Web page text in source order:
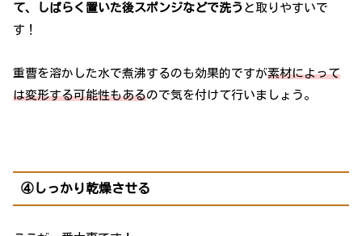
て、しばらく置いた後スポンジなどで洗う と取りやすいで
す！
重曹を溶かした水で煮沸するのも効果的ですが素材によって
は変形する可能性もあるので気を付けて行いましょう。
④しっかり乾燥させる